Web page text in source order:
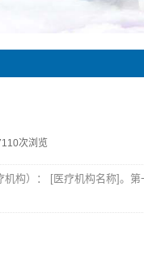
次浏览
构）： [医疗机构名称]。